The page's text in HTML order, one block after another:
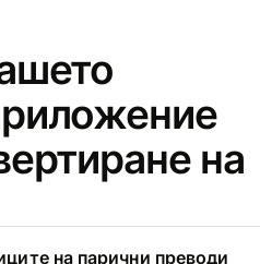
на
на парични преводи